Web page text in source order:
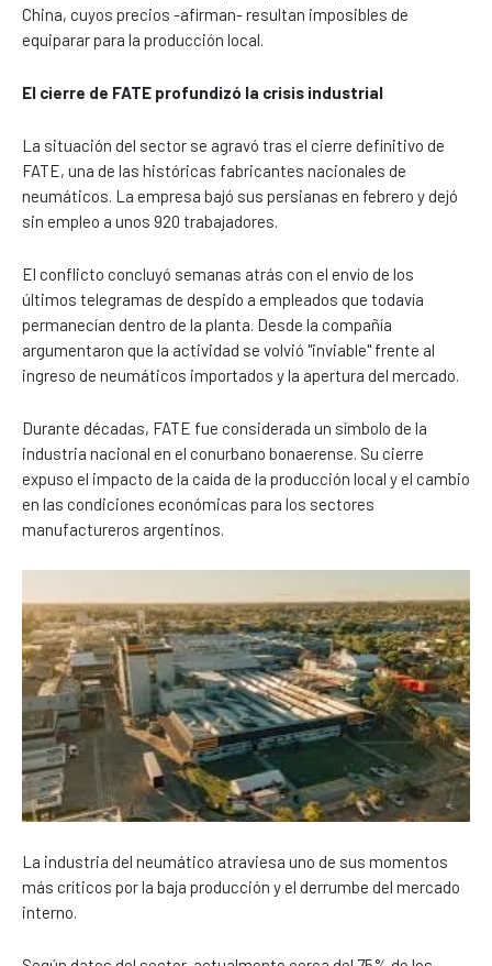
China, cuyos precios -afirman- resultan imposibles de
equiparar para la producción local.
El cierre de FATE profundizó la crisis industrial
La situación del sector se agravó tras el cierre definitivo de
FATE, una de las históricas fabricantes nacionales de
neumáticos. La empresa bajó sus persianas en febrero y dejó
sin empleo a unos 920 trabajadores.
El conflicto concluyó semanas atrás con el envío de los
últimos telegramas de despido a empleados que todavía
permanecían dentro de la planta. Desde la compañía
argumentaron que la actividad se volvió "inviable" frente al
ingreso de neumáticos importados y la apertura del mercado.
Durante décadas, FATE fue considerada un símbolo de la
industria nacional en el conurbano bonaerense. Su cierre
expuso el impacto de la caída de la producción local y el cambio
en las condiciones económicas para los sectores
manufactureros argentinos.
La industria del neumático atraviesa uno de sus momentos
más críticos por la baja producción y el derrumbe del mercado
interno.